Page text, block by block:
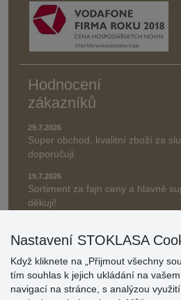
Hodnocení
zákazníků
29.7.2026
Super obchod, kvalitní zboží za
doporučuji.
19.7.2026
Sortiment za fajn ceny a hlavně
děkuji!.
» Aktuálně 19084 recenzí
Nastavení STOKLASA
Když kliknete na „Přijmout všechny
tím souhlas k jejich ukládání na
navigací na stránce, s analýzou